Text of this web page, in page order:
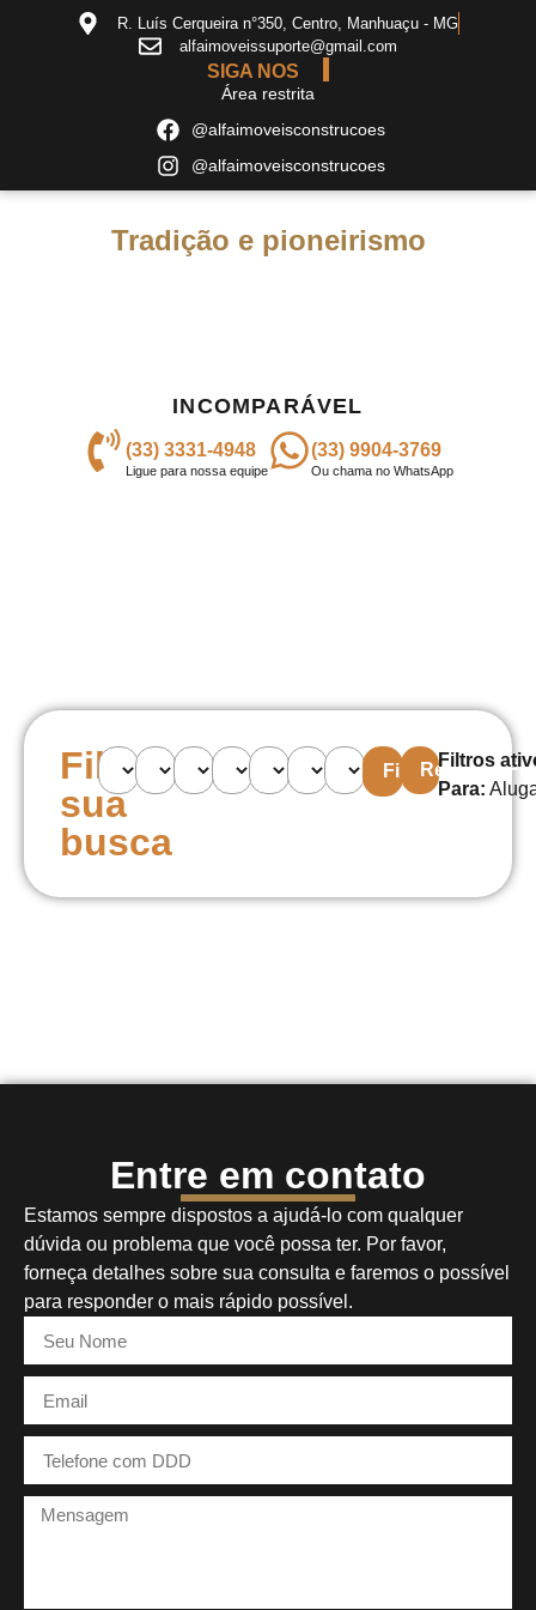
R. Luís Cerqueira n°350, Centro, Manhuaçu - MG
alfaimoveissuporte@gmail.com
SIGA NOS
Área restrita
@alfaimoveisconstrucoes
@alfaimoveisconstrucoes
Tradição e pioneirismo
INCOMPARÁVEL
(33) 3331-4948
Ligue para nossa equipe
(33) 9904-3769
Ou chama no WhatsApp
Filtre
sua
busca
FiltrarRemover
Filtros
Para:
Entre em contato
Estamos sempre dispostos a ajudá-lo com qualquer
dúvida ou problema que você possa ter. Por favor,
forneça detalhes sobre sua consulta e faremos o possível
para responder o mais rápido possível.